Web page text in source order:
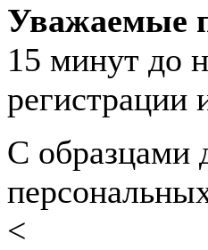
Уважаемые
15 минут до
регистрации
С образцами
<